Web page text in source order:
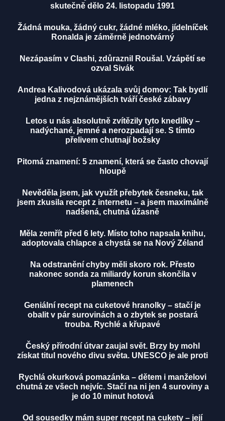
skutečně dělo 24. listopadu 1991
Žádná mouka, žádný cukr, žádné mléko, jídelníček
Ronalda je záměrně jednotvárný
Nezápasím v Clashi, zdůraznil Roušal. Vzápětí se
ozval Sivák
Andrea Kalivodová ukázala svůj domov: Tak bydlí
jedna z nejznámějších tváří české zábavy
Letos u nás absolutně zvítězily tyto knedlíky –
nadýchané, jemné a nerozpadají se. S tímto
přelivem chutnají božsky
Pitomá znamení: 5 znamení, která se často chovají
hloupě
Nevěděla jsem, jak využít přebytek česneku, tak
jsem zkusila recept z internetu – a jsem maximálně
nadšená, chutná úžasně
Měla zemřít před 6 lety. Místo toho napsala knihu,
adoptovala chlapce a chystá se na Nový Zéland
Na odstranění chyby měli skoro rok. Přesto
nakonec sonda za miliardy korun skončila v
plamenech
Geniální recept na cuketové hranolky – stačí je
obalit v pár surovinách a o zbytek se postará
trouba. Rychlé a křupavé
Český přírodní útvar zaujal svět. Brzy by mohl
získat titul nového divu světa. UNESCO je ale proti
Rychlá okurková pomazánka – dětem i manželovi
chutná ze všech nejvíc. Stačí na ni jen 4 suroviny a
je do 10 minut hotová
Od sousedky mám super recept na cukety – její